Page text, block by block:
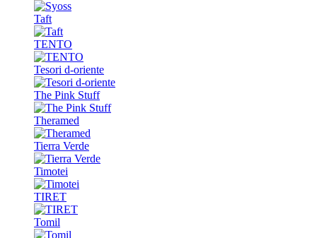
Taft
TENTO
Tesori d-oriente
The Pink Stuff
Theramed
Tierra Verde
Timotei
TIRET
Tomil